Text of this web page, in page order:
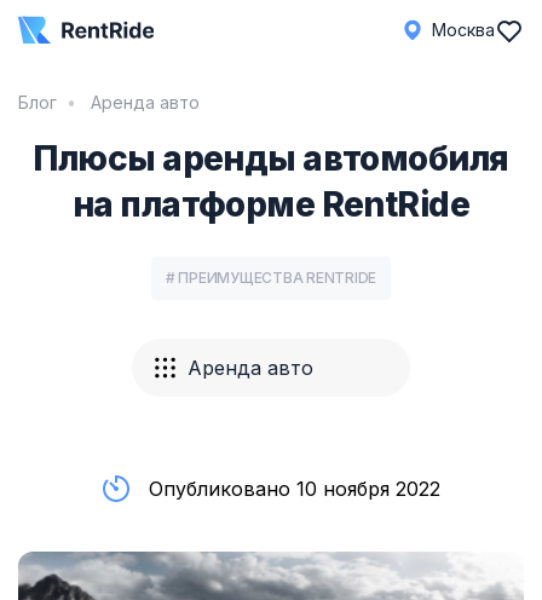
Москва
Блог Аренда авто
Плюсы аренды автомобиля
на платформе RentRide
# ПРЕИМУЩЕСТВА RENTRIDE
Аренда авто
Опубликовано 10 ноября 2022